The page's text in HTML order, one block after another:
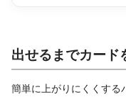
出せるまでカード
簡単に上がりにくくする